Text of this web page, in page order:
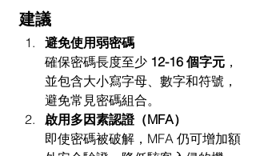
建議
避免使用弱密碼
確保密碼長度至少 12-16 個字元 ，
並包含大小寫字母、數字和符號，
避免常見密碼組合。
啟用多因素認證（MFA）
即使密碼被破解，MFA 仍可增加額